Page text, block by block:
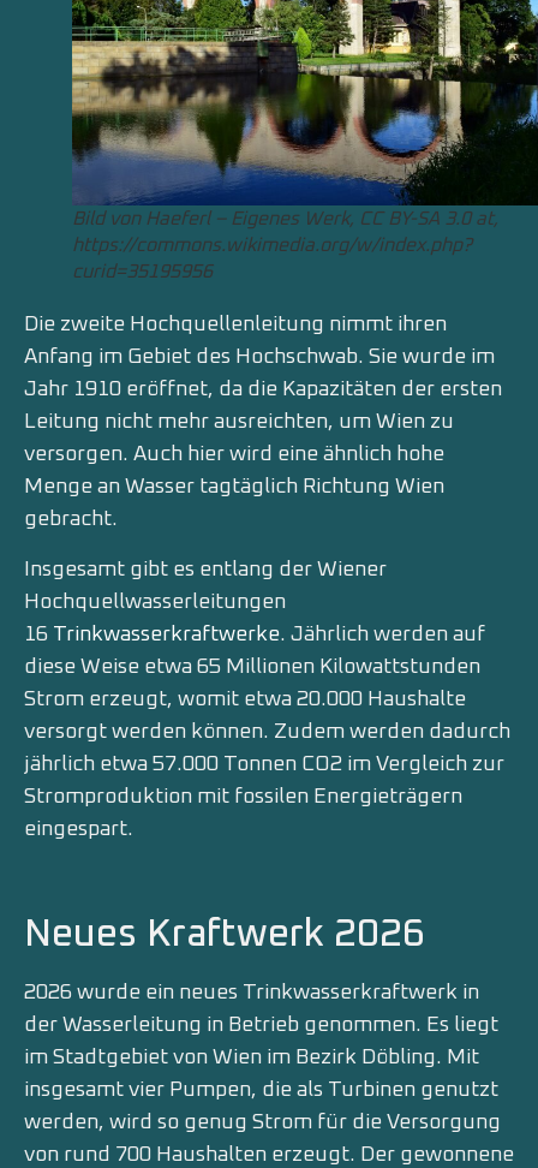
Bild von Haeferl – Eigenes Werk, CC BY-SA 3.0 at,
https://commons.wikimedia.org/w/index.php?
curid=35195956
Die zweite Hochquellenleitung nimmt ihren
Anfang im Gebiet des Hochschwab. Sie wurde im
Jahr 1910 eröffnet, da die Kapazitäten der ersten
Leitung nicht mehr ausreichten, um Wien zu
versorgen. Auch hier wird eine ähnlich hohe
Menge an Wasser tagtäglich Richtung Wien
gebracht.
Insgesamt gibt es entlang der Wiener
Hochquellwasserleitungen
16 Trinkwasserkraftwerke. Jährlich werden auf
diese Weise etwa 65 Millionen Kilowattstunden
Strom erzeugt, womit etwa 20.000 Haushalte
versorgt werden können. Zudem werden dadurch
jährlich etwa 57.000 Tonnen CO2 im Vergleich zur
Stromproduktion mit fossilen Energieträgern
eingespart.
Neues Kraftwerk 2026
2026 wurde ein neues Trinkwasserkraftwerk in
der Wasserleitung in Betrieb genommen. Es liegt
im Stadtgebiet von Wien im Bezirk Döbling. Mit
insgesamt vier Pumpen, die als Turbinen genutzt
werden, wird so genug Strom für die Versorgung
von rund 700 Haushalten erzeugt. Der gewonnene